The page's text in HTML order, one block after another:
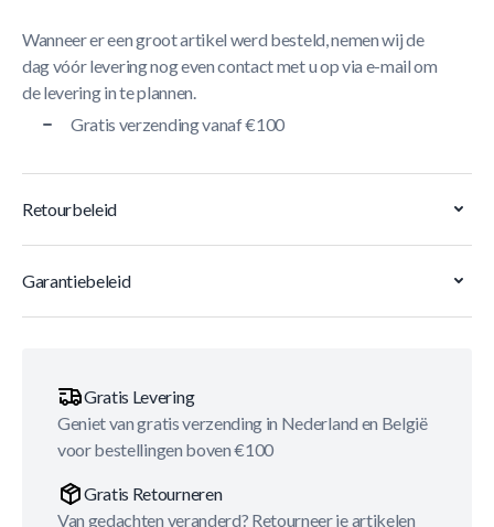
Wanneer er een groot artikel werd besteld, nemen wij de
dag vóór levering nog even contact met u op via e-mail om
de levering in te plannen.
Gratis verzending vanaf €100
Retourbeleid
Garantiebeleid
Gratis Levering
Geniet van gratis verzending in Nederland en België
voor bestellingen boven €100
Gratis Retourneren
Van gedachten veranderd? Retourneer je artikelen